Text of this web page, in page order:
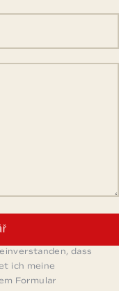
dass
ich meine
Formular